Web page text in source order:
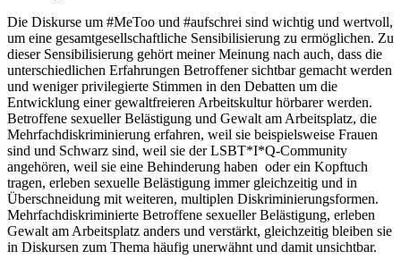
Die Diskurse um #MeToo und #aufschrei sind wichtig und wertvoll,
um eine gesamtgesellschaftliche Sensibilisierung zu ermöglichen. Zu
dieser Sensibilisierung gehört meiner Meinung nach auch, dass die
unterschiedlichen Erfahrungen Betroffener sichtbar gemacht werden
und weniger privilegierte Stimmen in den Debatten um die
Entwicklung einer gewaltfreieren Arbeitskultur hörbarer werden.
Betroffene sexueller Belästigung und Gewalt am Arbeitsplatz, die
Mehrfachdiskriminierung erfahren, weil sie beispielsweise Frauen
sind und Schwarz sind, weil sie der LSBT*I*Q-Community
angehören, weil sie eine Behinderung haben oder ein Kopftuch
tragen, erleben sexuelle Belästigung immer gleichzeitig und in
Überschneidung mit weiteren, multiplen Diskriminierungsformen.
Mehrfachdiskriminierte Betroffene sexueller Belästigung, erleben
Gewalt am Arbeitsplatz anders und verstärkt, gleichzeitig bleiben sie
in Diskursen zum Thema häufig unerwähnt und damit unsichtbar.